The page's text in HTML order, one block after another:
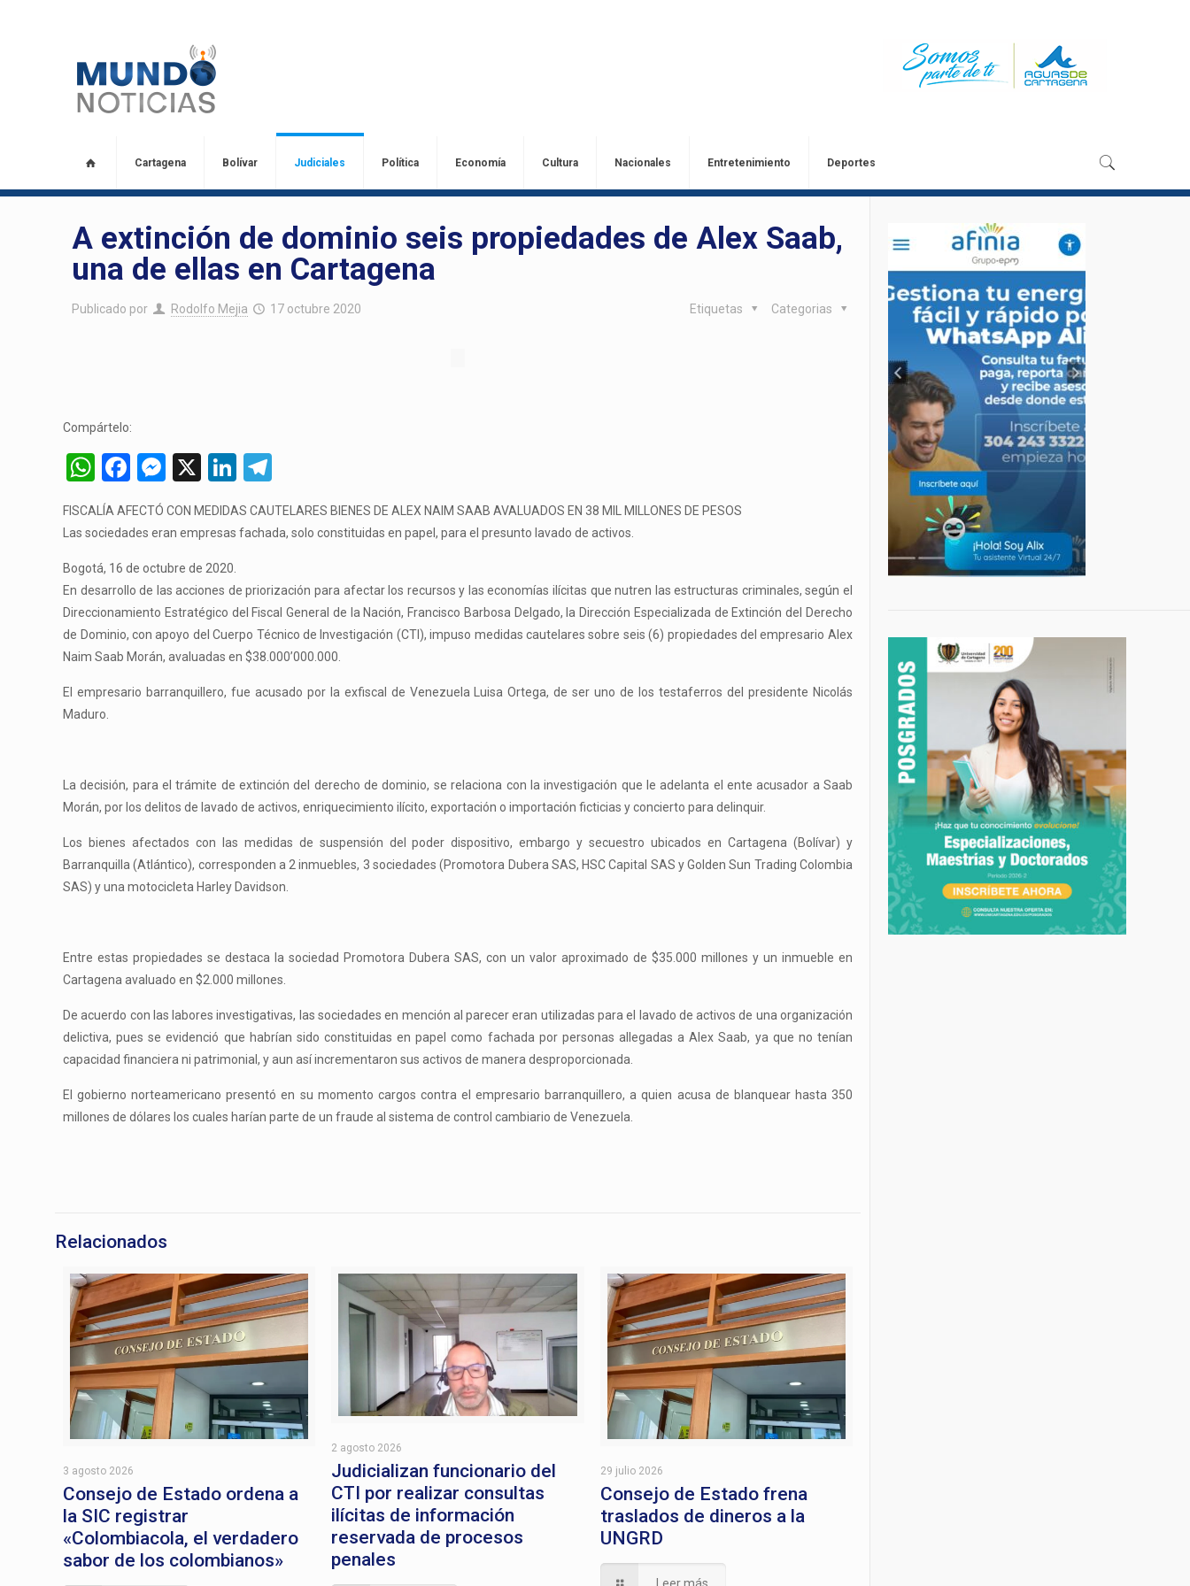
Cartagena Bolívar Judiciales Política Economía Cultura Nacionales Entretenimiento Deportes
A extinción de dominio seis propiedades de Alex Saab,
una de ellas en Cartagena
Publicado por Rodolfo Mejia 17 octubre 2020 Categorias
Etiquetas
Compártelo:
WhatsApp
Facebook
Messenger
X LinkedIn
FISCALÍA AFECTÓ CON MEDIDAS CAUTELARES BIENES DE ALEX NAIM SAAB AVALUADOS EN 38 MIL MILLONES DE PESOS
Las sociedades eran empresas fachada, solo constituidas en papel, para el presunto lavado de activos.
Bogotá, 16 de octubre de 2020.
En desarrollo de las acciones de priorización para afectar los recursos y las economías ilícitas que nutren las estructuras criminales, según el
Direccionamiento Estratégico del Fiscal General de la Nación, Francisco Barbosa Delgado, la Dirección Especializada de Extinción del Derecho
de Dominio, con apoyo del Cuerpo Técnico de Investigación (CTI), impuso medidas cautelares sobre seis (6) propiedades del empresario Alex
Naim Saab Morán, avaluadas en $38.000’000.000.
El empresario barranquillero, fue acusado por la exfiscal de Venezuela Luisa Ortega, de ser uno de los testaferros del presidente Nicolás
Maduro.
La decisión, para el trámite de extinción del derecho de dominio, se relaciona con la investigación que le adelanta el ente acusador a Saab
Morán, por los delitos de lavado de activos, enriquecimiento ilícito, exportación o importación ficticias y concierto para delinquir.
Los bienes afectados con las medidas de suspensión del poder dispositivo, embargo y secuestro ubicados en Cartagena (Bolívar) y
Barranquilla (Atlántico), corresponden a 2 inmuebles, 3 sociedades (Promotora Dubera SAS, HSC Capital SAS y Golden Sun Trading Colombia
SAS) y una motocicleta Harley Davidson.
Entre estas propiedades se destaca la sociedad Promotora Dubera SAS, con un valor aproximado de $35.000 millones y un inmueble en
Cartagena avaluado en $2.000 millones.
De acuerdo con las labores investigativas, las sociedades en mención al parecer eran utilizadas para el lavado de activos de una organización
delictiva, pues se evidenció que habrían sido constituidas en papel como fachada por personas allegadas a Alex Saab, ya que no tenían
capacidad financiera ni patrimonial, y aun así incrementaron sus activos de manera desproporcionada.
El gobierno norteamericano presentó en su momento cargos contra el empresario barranquillero, a quien acusa de blanquear hasta 350
millones de dólares los cuales harían parte de un fraude al sistema de control cambiario de Venezuela.
Relacionados
3 agosto 2026
Consejo de Estado ordena a
la SIC registrar
«Colombiacola, el verdadero
sabor de los colombianos»
2 agosto 2026
Judicializan funcionario del
CTI por realizar consultas
ilícitas de información
reservada de procesos
penales
29 julio 2026
Consejo de Estado frena
traslados de dineros a la
UNGRD